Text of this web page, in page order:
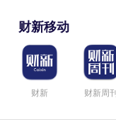
财新移动
财新 财新周